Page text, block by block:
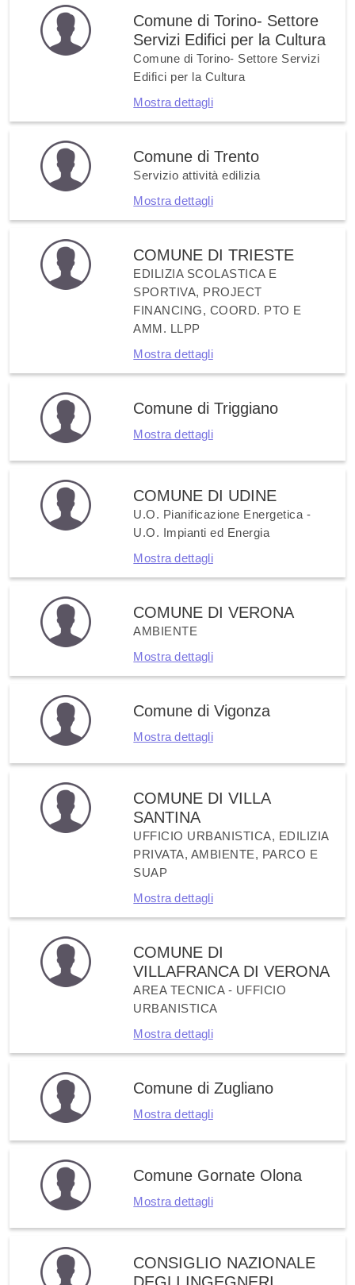
Comune di Torino- Settore
Servizi Edifici per la Cultura
Comune di Torino- Settore Servizi
Edifici per la Cultura
Mostra dettagli
Comune di Trento
Servizio attività edilizia
Mostra dettagli
COMUNE DI TRIESTE
EDILIZIA SCOLASTICA E
SPORTIVA, PROJECT
FINANCING, COORD. PTO E
AMM. LLPP
Mostra dettagli
Comune di Triggiano
Mostra dettagli
COMUNE DI UDINE
U.O. Pianificazione Energetica -
U.O. Impianti ed Energia
Mostra dettagli
COMUNE DI VERONA
AMBIENTE
Mostra dettagli
Comune di Vigonza
Mostra dettagli
COMUNE DI VILLA
SANTINA
UFFICIO URBANISTICA, EDILIZIA
PRIVATA, AMBIENTE, PARCO E
SUAP
Mostra dettagli
COMUNE DI
VILLAFRANCA DI VERONA
AREA TECNICA - UFFICIO
URBANISTICA
Mostra dettagli
Comune di Zugliano
Mostra dettagli
Comune Gornate Olona
Mostra dettagli
CONSIGLIO NAZIONALE